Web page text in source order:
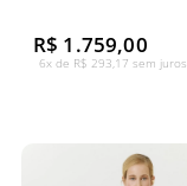
R$ 1.759,00
6x de R$ 293,17 sem juros